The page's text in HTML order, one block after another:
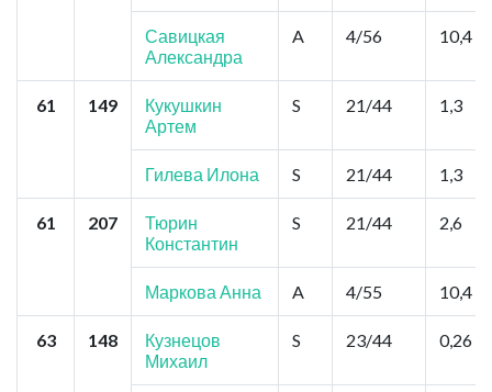
Савицкая
Александра
A 4/56 10,4
61 149
Кукушкин
Артем
S 21/44 1,3
Гилева Илона S 21/44 1,3
61 207
Тюрин
Константин
S 21/44 2,6
Маркова Анна A 4/55 10,4
63 148
Кузнецов
Михаил
S 23/44 0,26